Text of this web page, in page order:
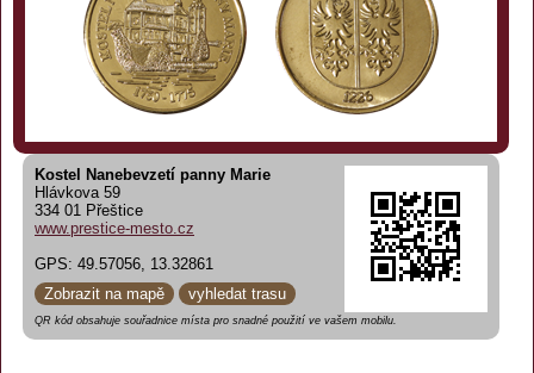
Kostel Nanebevzetí panny Marie
Hlávkova 59
334 01 Přeštice
www.prestice-mesto.cz
GPS: 49.57056, 13.32861
Zobrazit na mapě
vyhledat trasu
QR kód obsahuje souřadnice místa pro snadné použití ve vašem mobilu.